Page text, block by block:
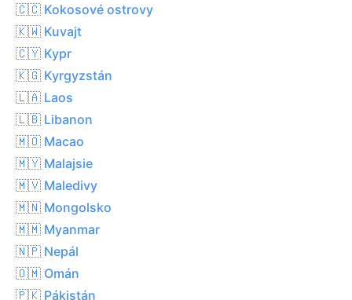
🇨🇨 Kokosové ostrovy
🇰🇼 Kuvajt
🇨🇾 Kypr
🇰🇬 Kyrgyzstán
🇱🇦 Laos
🇱🇧 Libanon
🇲🇴 Macao
🇲🇾 Malajsie
🇲🇻 Maledivy
🇲🇳 Mongolsko
🇲🇲 Myanmar
🇳🇵 Nepál
🇴🇲 Omán
🇵🇰 Pákistán